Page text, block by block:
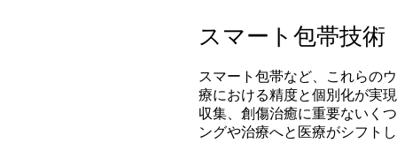
スマート包帯技術
スマート包帯など、これらの
療における精度と個別化が実
収集、創傷治癒に重要ないく
ングや治療へと医療がシフト